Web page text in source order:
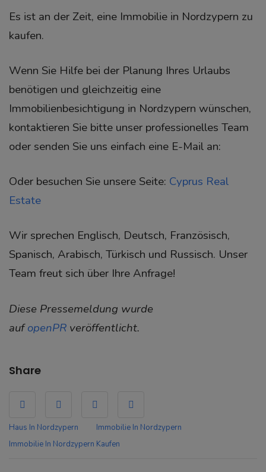
Es ist an der Zeit, eine Immobilie in Nordzypern zu
kaufen.
Wenn Sie Hilfe bei der Planung Ihres Urlaubs
benötigen und gleichzeitig eine
Immobilienbesichtigung in Nordzypern wünschen,
kontaktieren Sie bitte unser professionelles Team
oder senden Sie uns einfach eine E-Mail an:
Oder besuchen Sie unsere Seite: Cyprus Real
Estate
Wir sprechen Englisch, Deutsch, Französisch,
Spanisch, Arabisch, Türkisch und Russisch. Unser
Team freut sich über Ihre Anfrage!
Diese Pressemeldung wurde
aufopenPR veröffentlicht.
Share
Haus In Nordzypern
Immobilie In Nordzypern
Immobilie In Nordzypern Kaufen